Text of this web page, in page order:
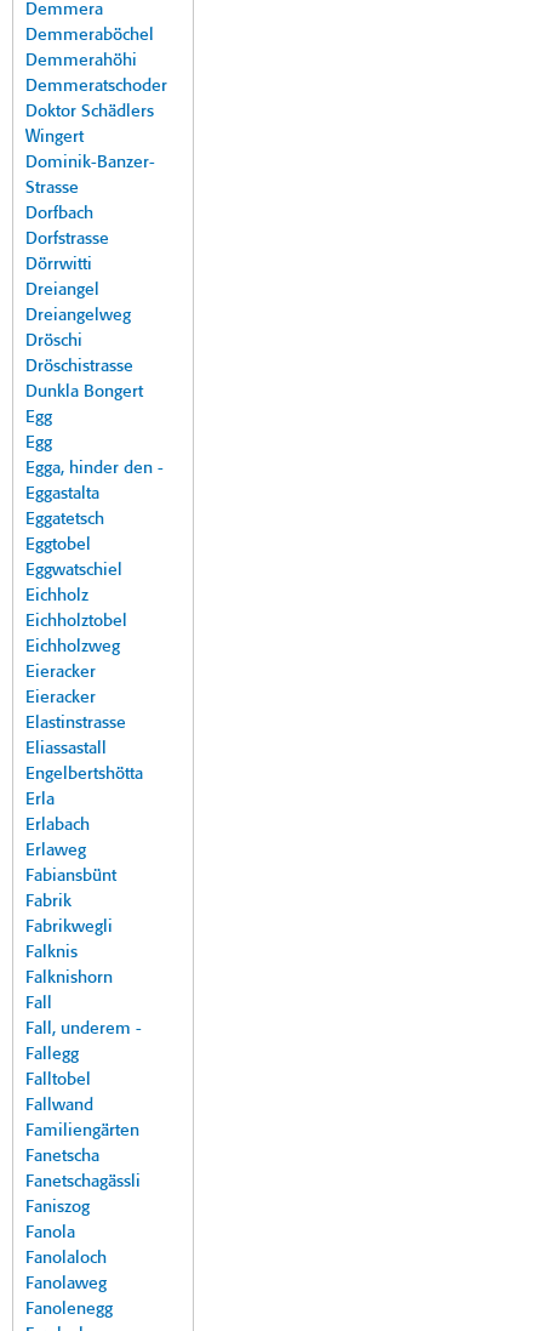
Demmera
Demmeraböchel
Demmerahöhi
Demmeratschoder
Doktor Schädlers
Wingert
Dominik-Banzer-
Strasse
Dorfbach
Dorfstrasse
Dörrwitti
Dreiangel
Dreiangelweg
Dröschi
Dröschistrasse
Dunkla Bongert
Egg
Egg
Egga, hinder den -
Eggastalta
Eggatetsch
Eggtobel
Eggwatschiel
Eichholz
Eichholztobel
Eichholzweg
Eieracker
Eieracker
Elastinstrasse
Eliassastall
Engelbertshötta
Erla
Erlabach
Erlaweg
Fabiansbünt
Fabrik
Fabrikwegli
Falknis
Falknishorn
Fall
Fall, underem -
Fallegg
Falltobel
Fallwand
Familiengärten
Fanetscha
Fanetschagässli
Faniszog
Fanola
Fanolaloch
Fanolaweg
Fanolenegg